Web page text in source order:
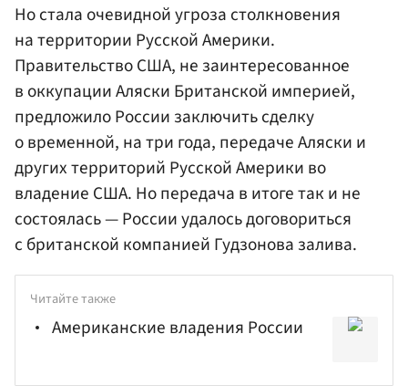
Но стала очевидной угроза столкновения
на территории Русской Америки.
Правительство США, не заинтересованное
в оккупации Аляски Британской империей,
предложило России заключить сделку
о временной, на три года, передаче Аляски и
других территорий Русской Америки во
владение США. Но передача в итоге так и не
состоялась — России удалось договориться
с британской компанией Гудзонова залива.
Читайте также
Американские владения России